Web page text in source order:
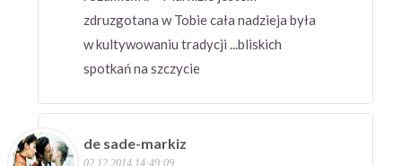
zdruzgotana w Tobie cała nadzieja była
w kultywowaniu tradycji ...bliskich
spotkań na szczycie
de sade-markiz